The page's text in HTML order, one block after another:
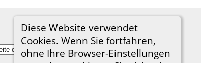
Diese Website verwendet
Cookies. Wenn Sie fortfahren,
ohne Ihre Browser-Einstellungen